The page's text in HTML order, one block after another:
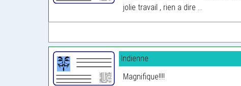
jolie travail , rien a dire ...
Indienne
Magnifique!!!!